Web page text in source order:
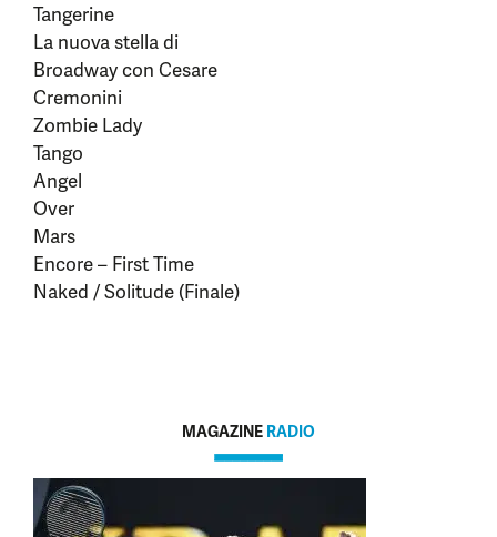
Tangerine
La nuova stella di
Broadway con Cesare
Cremonini
Zombie Lady
Tango
Angel
Over
Mars
Encore – First Time
Naked / Solitude (Finale)
MAGAZINE RADIO